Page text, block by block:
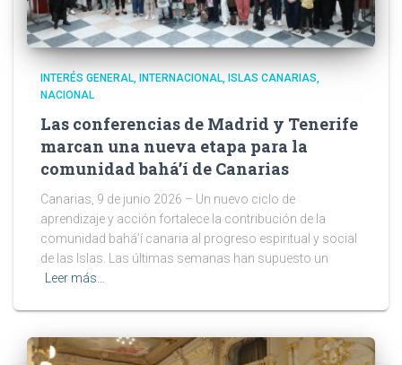
INTERÉS GENERAL INTERNACIONAL
ISLAS CANARIAS
NACIONAL
Las conferencias de Madrid y Tenerife
marcan una nueva etapa para la
comunidad bahá’í de Canarias
Canarias, 9 de junio 2026 – Un nuevo ciclo de
aprendizaje y acción fortalece la contribución de la
comunidad bahá’í canaria al progreso espiritual y social
de las Islas. Las últimas semanas han supuesto un
Leer más…